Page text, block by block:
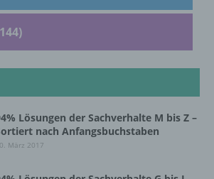
Lösungen der Sachverhalte M bis Z –
nach Anfangsbuchstaben
März 2017
durch Übermittlung,
oder eine andere Form der
der Verarbeitung
der Verarbeitung ist die